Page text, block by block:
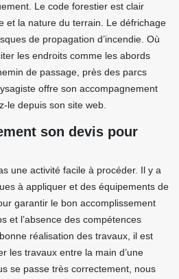
Le code forestier est clair
et la nature du terrain. Le défrichage
de propagation d’incendie. Où
les endroits comme les abords
de passage, près des parcs
offre son accompagnement
le depuis son site web.
son devis pour
une activité facile à procéder. Il y a
à appliquer et des équipements de
garantir le bon accomplissement
et l’absence des compétences
réalisation des travaux, il est
les travaux entre la main d’une
se passe très correctement, nous